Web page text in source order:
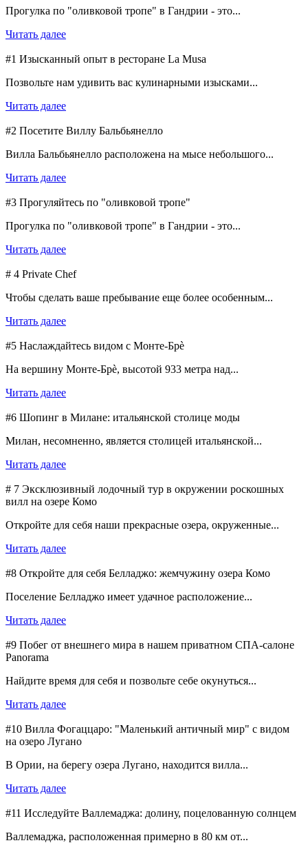
Прогулка по "оливковой тропе" в Гандрии - это...
Читать далее
#1 Изысканный опыт в ресторане La Musa
Позвольте нам удивить вас кулинарными изысками...
Читать далее
#2 Посетите Виллу Бальбьянелло
Вилла Бальбьянелло расположена на мысе небольшого...
Читать далее
#3 Прогуляйтесь по "оливковой тропе"
Прогулка по "оливковой тропе" в Гандрии - это...
Читать далее
# 4 Private Chef
Чтобы сделать ваше пребывание еще более особенным...
Читать далее
#5 Наслаждайтесь видом с Монте-Брè
На вершину Монте-Брè, высотой 933 метра над...
Читать далее
#6 Шопинг в Милане: итальянской столице моды
Милан, несомненно, является столицей итальянской...
Читать далее
# 7 Эксклюзивный лодочный тур в окружении роскошных
вилл на озере Комо
Откройте для себя наши прекрасные озера, окруженные...
Читать далее
#8 Откройте для себя Белладжо: жемчужину озера Комо
Поселение Белладжо имеет удачное расположение...
Читать далее
#9 Побег от внешнего мира в нашем приватном СПА-салоне
Panorama
Найдите время для себя и позвольте себе окунуться...
Читать далее
#10 Вилла Фогаццаро: "Маленький античный мир" с видом
на озеро Лугано
В Ории, на берегу озера Лугано, находится вилла...
Читать далее
#11 Исследуйте Валлемаджа: долину, поцелованную солнцем
Валлемаджа, расположенная примерно в 80 км от...